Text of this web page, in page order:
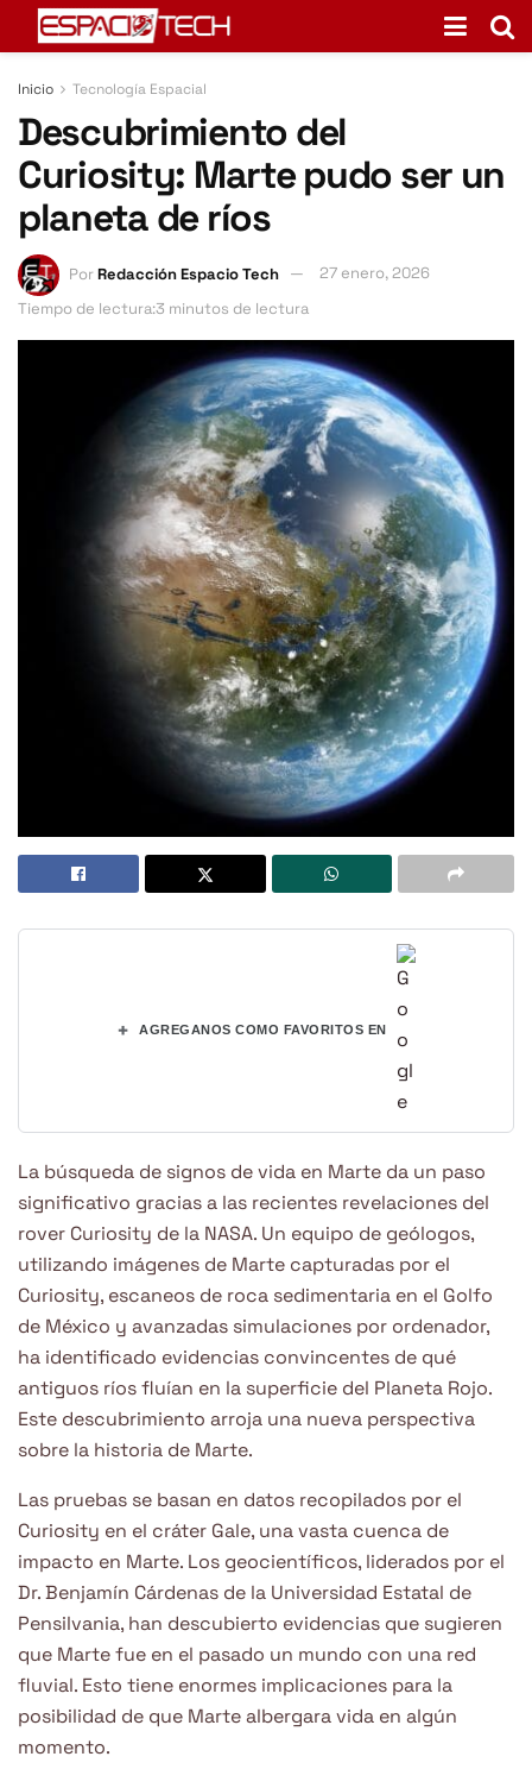
Inicio Tecnología Espacial
Descubrimiento del
Curiosity: Marte pudo ser un
planeta de ríos
PorRedacción Espacio Tech
27 enero, 2026
Tiempo de lectura:3 minutos de lectura
+ AGREGANOS COMO FAVORITOS EN
La búsqueda de signos de vida en Marte da un paso
significativo gracias a las recientes revelaciones del
rover Curiosity de la NASA. Un equipo de geólogos,
utilizando imágenes de Marte capturadas por el
Curiosity, escaneos de roca sedimentaria en el Golfo
de México y avanzadas simulaciones por ordenador,
ha identificado evidencias convincentes de qué
antiguos ríos fluían en la superficie del Planeta Rojo.
Este descubrimiento arroja una nueva perspectiva
sobre la historia de Marte.
Las pruebas se basan en datos recopilados por el
Curiosity en el cráter Gale, una vasta cuenca de
impacto en Marte. Los geocientíficos, liderados por el
Dr. Benjamín Cárdenas de la Universidad Estatal de
Pensilvania, han descubierto evidencias que sugieren
que Marte fue en el pasado un mundo con una red
fluvial. Esto tiene enormes implicaciones para la
posibilidad de que Marte albergara vida en algún
momento.